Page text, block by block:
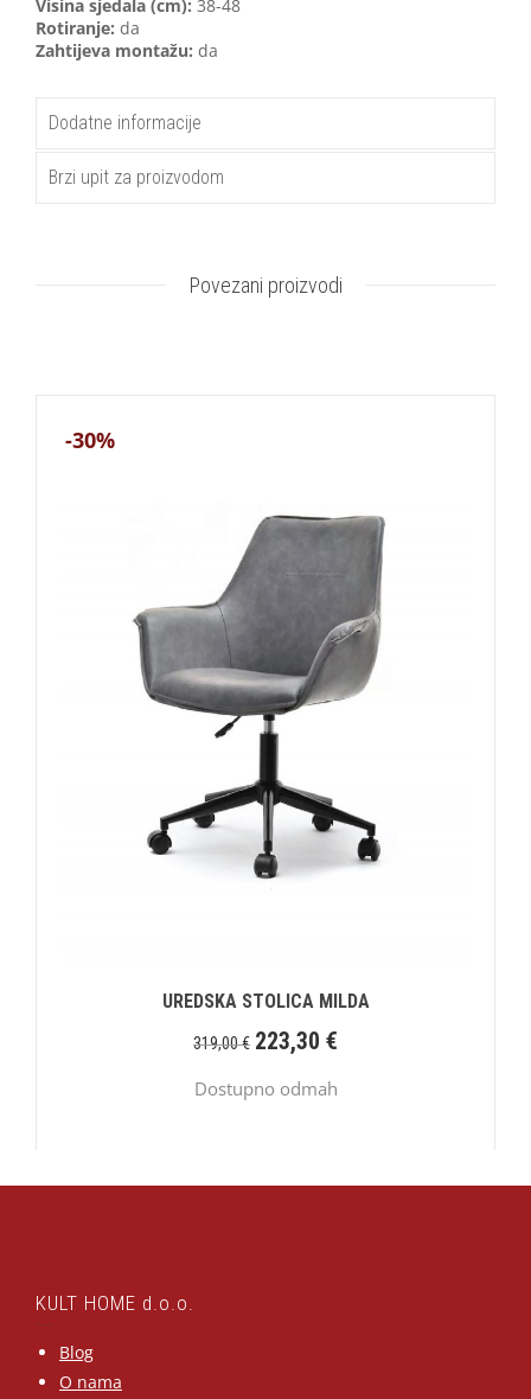
Visina sjedala (cm): 38-48
Rotiranje: da
Zahtijeva montažu: da
Dodatne informacije
Brzi upit za proizvodom
Povezani proizvodi
-30%
UREDSKA STOLICA MILDA
319,00€ 223,30 €
Dostupno odmah
KULT HOME d.o.o.
Blog
O nama